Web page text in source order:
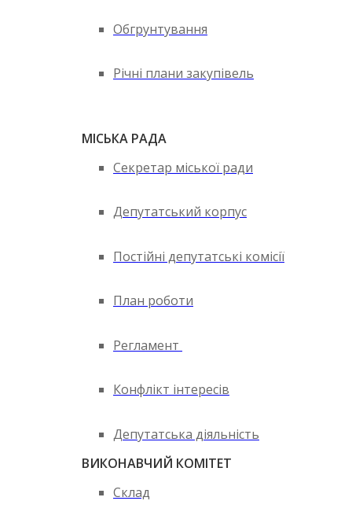
Обгрунтування
Річні плани закупівель
МІСЬКА РАДА
Секретар міської ради
Депутатський корпус
Постійні депутатські комісії
План роботи
Регламент
Конфлікт інтересів
Депутатська діяльність
ВИКОНАВЧИЙ КОМІТЕТ
Склад